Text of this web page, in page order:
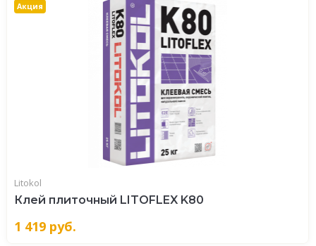
Акция
Litokol
Клей плиточный LITOFLEX K80
1 419 руб.